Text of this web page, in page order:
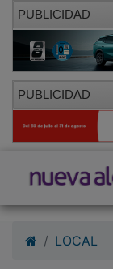
PUBLICIDAD
PUBLICIDAD